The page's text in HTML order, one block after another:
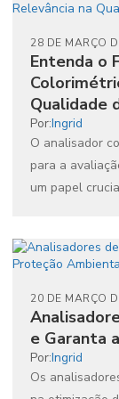
Entenda o
Qualidade
28 DE MARÇO
Por:Ingrid
O analisador
para a
um papel
e Garanta
20 DE MARÇO
Por:Ingrid
Os